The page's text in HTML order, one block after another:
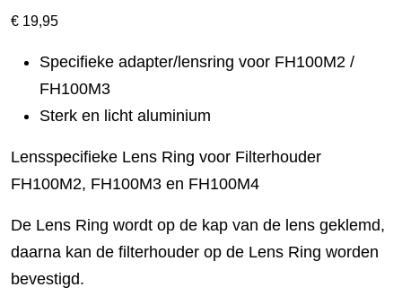
€ 19,95
Specifieke adapter/lensring voor FH100M2 /
FH100M3
Sterk en licht aluminium
Lensspecifieke Lens Ring voor Filterhouder
FH100M2, FH100M3 en FH100M4
De Lens Ring wordt op de kap van de lens geklemd,
daarna kan de filterhouder op de Lens Ring worden
bevestigd.